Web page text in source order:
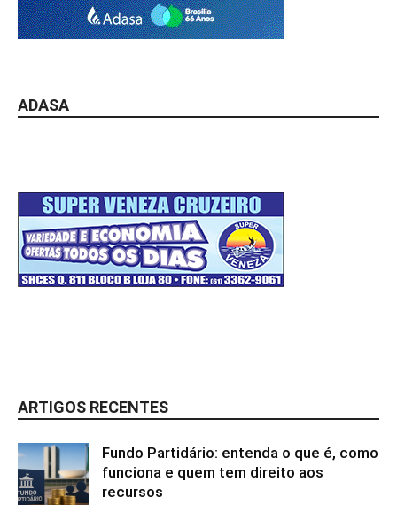
ADASA
ARTIGOS RECENTES
Fundo Partidário: entenda o que é, como
funciona e quem tem direito aos
recursos